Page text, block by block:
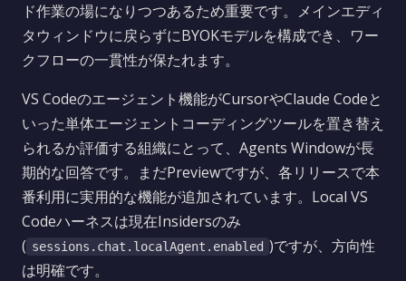
ド作業の場になりつつあるため重要です。メインエディ
タウィンドウに戻らずにBYOKモデルを構成でき、ワー
クフローの一貫性が保たれます。
VS Codeのエージェント機能がCursorやClaude Codeと
いった単体エージェントコーディングツールを置き替え
られるか評価する組織にとって、Agents Windowが長
期的な回答です。まだPreviewですが、各リリースで本
番利用に実用的な機能が追加されています。Local VS
Codeハーネスは現在Insidersのみ
( sessions.chat.localAgent.enabled )ですが、方向性
は明確です。